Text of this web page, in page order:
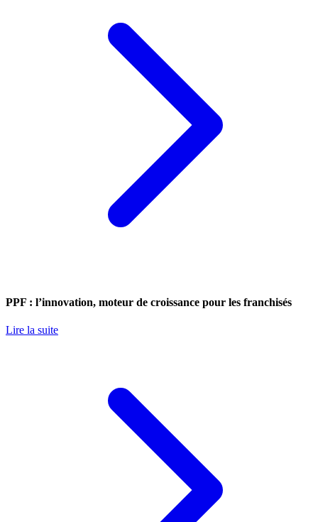
PPF : l’innovation, moteur de croissance pour les franchisés
Lire la suite